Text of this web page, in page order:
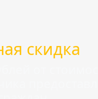
скидка